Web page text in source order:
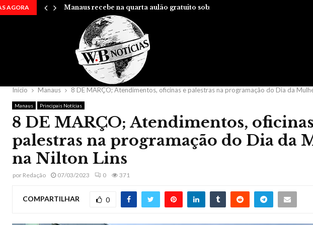
AGORA Manaus recebe na quarta aulão gratuito sobre…
Início Manaus 8 DE MARÇO; Atendimentos, oficinas e palestras na programação do Dia da
Manaus Principais Notícias
8 DE MARÇO; Atendimentos,
palestras na programação do Dia da
na Nilton Lins
por Redação 07/03/2023 0 371
COMPARTILHAR 0